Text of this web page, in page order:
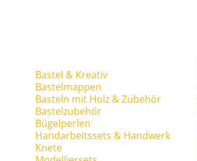
Bastel & Kreativ
Bastelmappen
Basteln mit Holz & Zubehör
Bastelzubehör
Bügelperlen
Handarbeitssets & Handwerk
Knete